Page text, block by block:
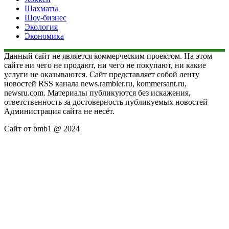
Шахматы
Шоу-бизнес
Экология
Экономика
Данный сайт не является коммерческим проектом. На этом
сайте ни чего не продают, ни чего не покупают, ни какие
услуги не оказываются. Сайт представляет собой ленту
новостей RSS канала news.rambler.ru, kommersant.ru,
newsru.com. Материалы публикуются без искажения,
ответственность за достоверность публикуемых новостей
Администрация сайта не несёт.
Сайт от bmb1 @ 2024